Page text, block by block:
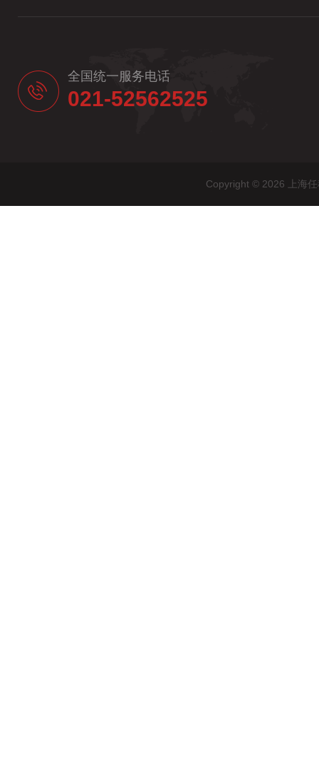
全国统一服务电话
021-52562525
Copyright © 2026 上海